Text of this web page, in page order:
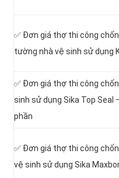
✅ Đơn giá thợ thi công
tường nhà vệ sinh sử dụng
✅ Đơn giá thợ thi công
sinh sử dụng Sika Top Seal
phần
✅ Đơn giá thợ thi công
vệ sinh sử dụng Sika